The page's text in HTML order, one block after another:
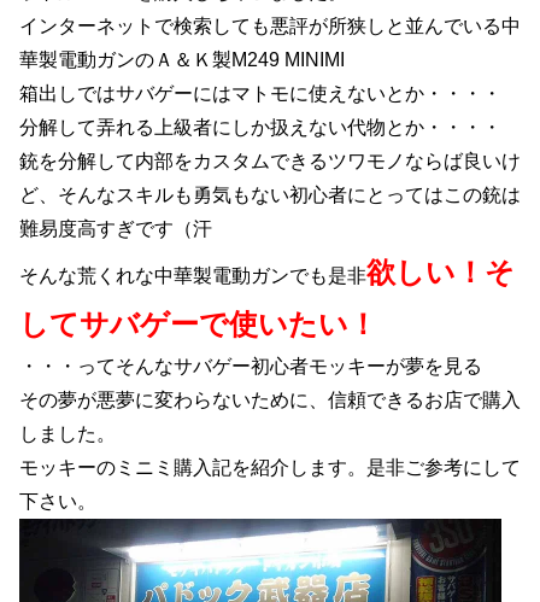
インターネットで検索しても悪評が所狭しと並んでいる中
華製電動ガンのＡ＆Ｋ製M249 MINIMI
箱出しではサバゲーにはマトモに使えないとか・・・・
分解して弄れる上級者にしか扱えない代物とか・・・・
銃を分解して内部をカスタムできるツワモノならば良いけ
ど、そんなスキルも勇気もない初心者にとってはこの銃は
難易度高すぎです（汗
そんな荒くれな中華製電動ガンでも是非欲しい！そ
してサバゲーで使いたい！
・・・ってそんなサバゲー初心者モッキーが夢を見る
その夢が悪夢に変わらないために、信頼できるお店で購入
しました。
モッキーのミニミ購入記を紹介します。是非ご参考にして
下さい。